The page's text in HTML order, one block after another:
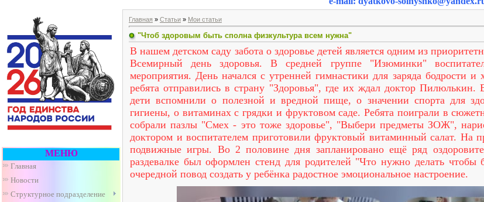
МЕНЮ
Главная
Новости
Структурное подразделение
Главная » Статьи » Мои статьи
"Чтоб здоровым быть сполна физкультура всем нужна"
В нашем детском саду забота о здоровье детей является одним из
Всемирный день здоровья. В средней группе "Изюминки"
мероприятия. День начался с утренней гимнастики для заряда бодрости и
ребята отправились в страну "Здоровья", где их ждал доктор Пилюлькин.
дети вспомнили о полезной и вредной пище, о значении спорта для
гигиены, о витаминах с грядки и фруктовом саде. Ребята поиграли в
собрали пазлы "Смех - это тоже здоровье", "Выбери предметы ЗОЖ",
доктором и воспитателем приготовили фруктовый витаминный салат. На
подвижные игры. Во 2 половине дня запланировано ещё ряд
раздевалке был оформлен стенд для родителей "Что нужно делать
очередной повод создать у ребёнка радостное эмоциональное настроение.